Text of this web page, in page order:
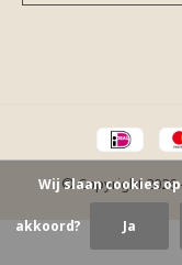
© Copyright2026
Wij slaan cookies
akkoord? Ja